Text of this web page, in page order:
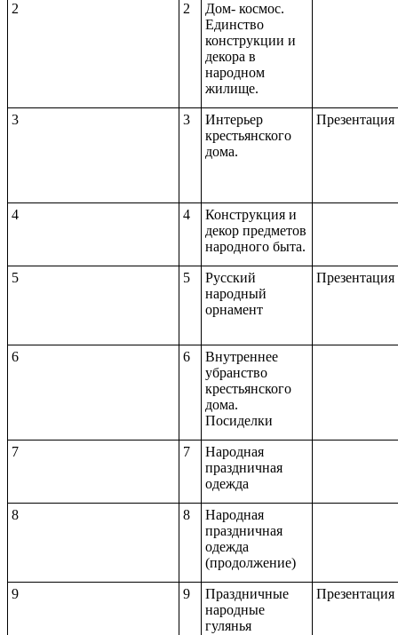
2 2
Дом- космос.
Единство
конструкции и
декора в
народном
жилище.
3 3
Интерьер
крестьянского
дома.
Презентация
4 4
Конструкция и
декор предметов
народного быта.
5 5
Русский
народный
орнамент
Презентация
6 6
Внутреннее
убранство
крестьянского
дома.
Посиделки
7 7
Народная
праздничная
одежда
8 8
Народная
праздничная
одежда
(продолжение)
9 9
Праздничные
народные
гулянья
Презентация